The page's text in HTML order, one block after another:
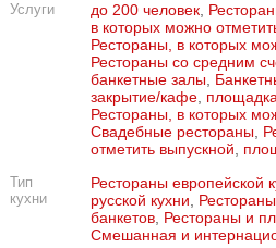
Услуги
до 200 человек,
в которых можно
Рестораны, в которых
Рестораны со средним
банкетные залы
закрытие/кафе,
Рестораны, в которых
Свадебные рестораны
отметить выпускной
Тип
кухни
Рестораны европейской
русской кухни
банкетов, Рестораны и
Смешанная и